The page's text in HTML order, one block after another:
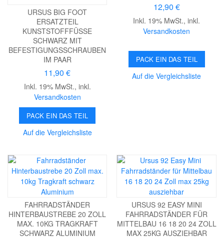
URSUS BIG FOOT
ERSATZTEIL
KUNSTSTOFFFÜSSE S
CHWARZ MIT B
EFESTIGUNGSSCHRAUBEN I
M PAAR
11,90 €
Inkl. 19% MwSt., inkl.
Versandkosten
PACK EIN DAS TEIL
Auf die Vergleichsliste
12,90 €
Inkl. 19% MwSt.,inkl.
Versandkosten
PACK EIN DAS TEIL
Auf die Vergleichsliste
FAHRRADSTÄNDER
HINTERBAUSTREBE 20 ZOLL
MAX. 10KG TRAGKRAFT
SCHWARZ ALUMINIUM
URSUS 92 EASY MINI
FAHRRADSTÄNDER FÜR
MITTELBAU 16 18 20 24 ZOLL
MAX 25KG AUSZIEHBAR